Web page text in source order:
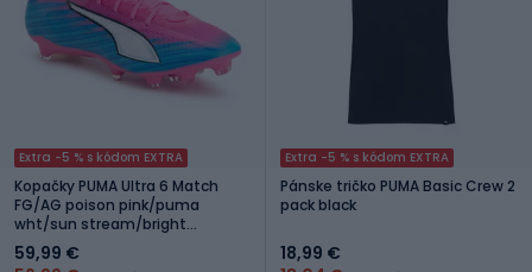
Extra -5 % s kódom EXTRA
Kopačky PUMA Ultra 6 Match
FG/AG poison pink/puma
wht/sun stream/bright
aqua/puma blk
59,99 €
Extra -5 % s kódom EXTRA
Pánske tričko PUMA Basic Crew 2
pack black
18,99 €